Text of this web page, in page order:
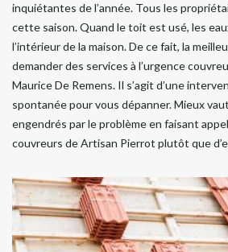
inquiétantes de l’année. Tous les
cette saison. Quand le toit est usé, les
l’intérieur de la maison. De ce fait, la
demander des services à l’urgence
Maurice De Remens. Il s’agit d’une
spontanée pour vous dépanner. Mieux
engendrés par le problème en faisant
couvreurs de Artisan Pierrot plutôt que